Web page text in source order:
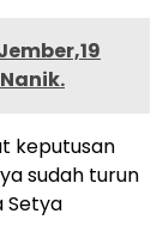
keputusan
sudah turun
Setya